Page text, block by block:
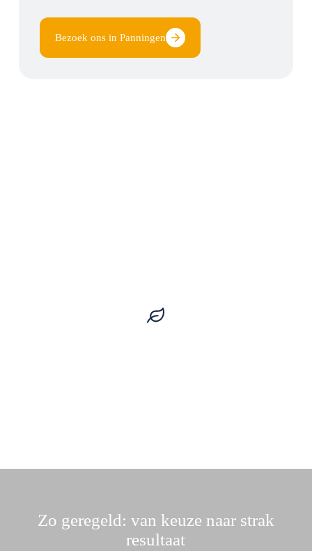
Bezoek ons in Panningen
Zo geregeld: van keuze naar strak
resultaat